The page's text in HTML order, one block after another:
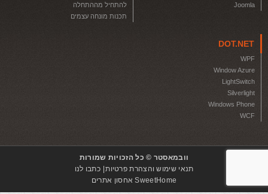
Joomla
להתחיל מההתחלה
תכנות מונחה עצמים
DOT.NET
WPF
Window Azure
LightSwitch
Silverlight
Windows Phone
WCF
וובמאסטר © כל הזכויות שמורות
תנאי שימוש והצהרת פרטיות כתבו לנו
SweetHome אחסון אתרים